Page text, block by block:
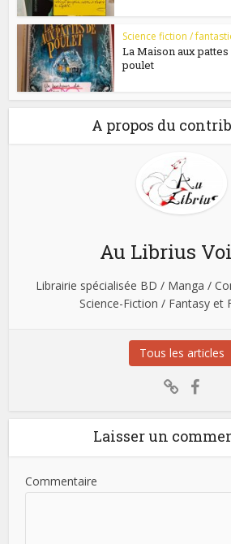
Science fiction /
La Maison aux pattes
poulet
A propos du
Au Librius
Librairie spécialisée BD / Manga /
Science-Fiction / Fantasy et
Tous les articles
Laisser un
Commentaire